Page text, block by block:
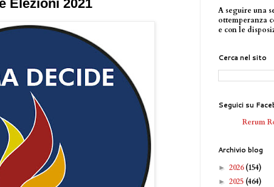
Elezioni 2021
A seguire una
ottemperanza
e con le
Cerca nel sito
Seguici su
Rerum
Archivio blog
► 2026(154)
► 2025 (464)